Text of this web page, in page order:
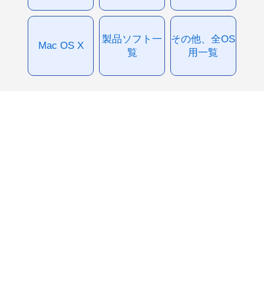
Mac OS X
製品ソフト一
覧
その他、全OS
用一覧